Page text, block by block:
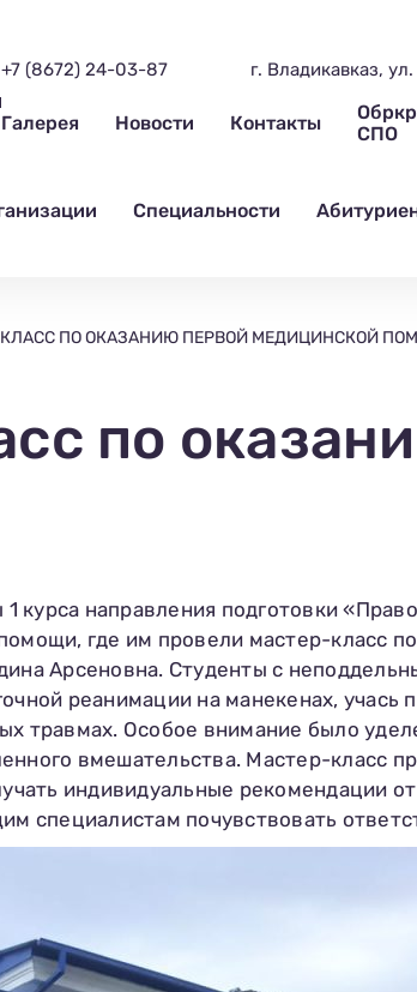
+7 (8672) 24-03-87 г. Владикавказ,
Галерея Новости Контакты
СПО
Специальности
ПО ОКАЗАНИЮ ПЕРВОЙ МЕДИЦИНСКОЙ
по
1 курса направления подготовки
где им провели мастер-класс
Арсеновна. Студенты с
реанимации на манекенах,
травмах. Особое внимание было
вмешательства. Мастер-класс
индивидуальные рекомендации
специалистам почувствовать